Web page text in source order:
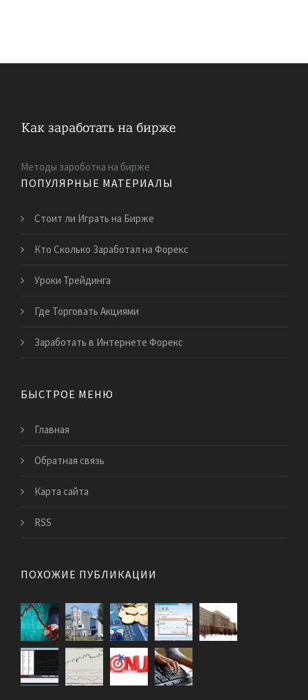
Методы зароботка на бирже
ПОПУЛЯРНЫЕ МАТЕРИАЛЫ
Стоит ли Играть на Бирже
Кто Сколько Заработал на Форекс
Уроки Трейдинга
Где Торговать Акциями
Заработать в Интернете Форекс
БЫСТРОЕ МЕНЮ
Главная
Обратная связь
Карта сайта
RSS
ПОХОЖИЕ ПУБЛИКАЦИИ